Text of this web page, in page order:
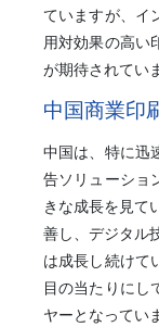
ていますが、イ
用対効果の高い
が期待されてい
中国商業印
中国は、特に迅
告ソリューショ
きな成長を見て
善し、デジタル
は成長し続けて
目の当たりにし
ヤーとなってい